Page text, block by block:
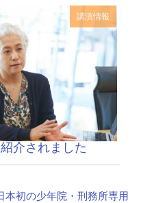
講演情報
介されました
本初の少年院・刑務所専用